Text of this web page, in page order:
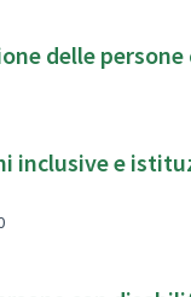
delle
inclusive e